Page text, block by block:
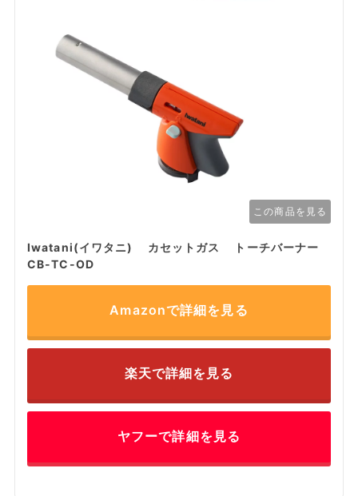
この商品を見る
Iwatani(イワタニ) カセットガス トーチバーナー
CB-TC-OD
Amazonで詳細を見る
楽天で詳細を見る
ヤフーで詳細を見る